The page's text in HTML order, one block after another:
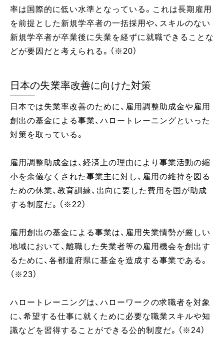
率は国際的に低い水準となっている。これは長期雇用
を前提とした新規学卒者の一括採用や、スキルのない
新規学卒者が卒業後に失業を経ずに就職できることな
どが要因だと考えられる。（※20）
日本の失業率改善に向けた対策
日本では失業率改善のために、雇用調整助成金や雇用
創出の基金による事業、ハロートレーニングといった
対策を取っている。
雇用調整助成金は、経済上の理由により事業活動の縮
小を余儀なくされた事業主に対し、雇用の維持を図る
ための休業、教育訓練、出向に要した費用を国が助成
する制度だ。（※22）
雇用創出の基金による事業は、雇用失業情勢が厳しい
地域において、離職した失業者等の雇用機会を創出す
るために、各都道府県に基金を造成する事業である。
（※23）
ハロートレーニングは、ハローワークの求職者を対象
に、希望する仕事に就くために必要な職業スキルや知
識などを習得することができる公的制度だ。（※24）